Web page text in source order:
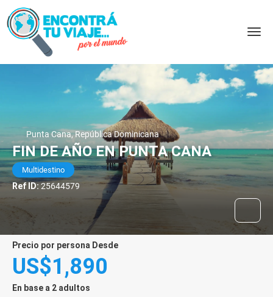
Punta Cana, República Dominicana
FIN DE AÑO EN PUNTA CANA
Multidestino
Ref ID:25644579
precio por persona Desde
US$1,890
En base a 2 adultos